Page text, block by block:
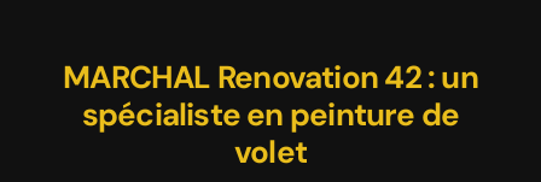
MARCHAL Renovation 42 : un
spécialiste en peinture de
volet
Peinture de volet avec
MARCHAL Renovation 42
Cet élément de la maison est exposé aux
Faites nettoyer vos volets par
MARCHAL Renovation 42
Dans la ville de Maclas 42520, vous pouvez